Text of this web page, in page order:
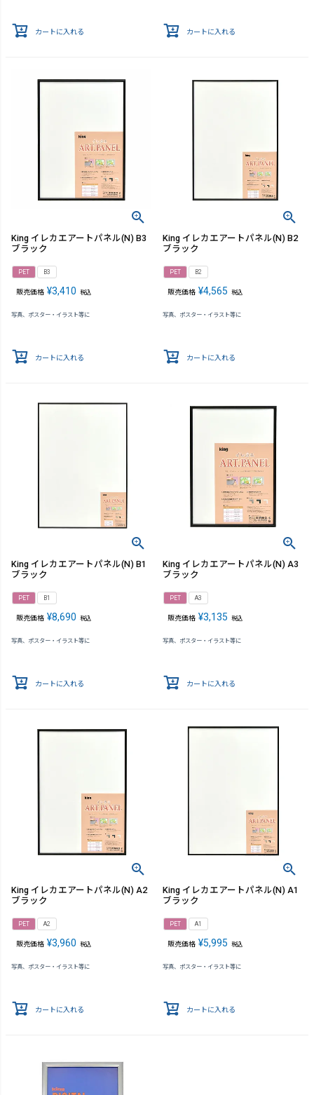
カートに入れる カートに入れる
King イレカエアートパネル(N) B3
ブラック
PET B3
販売価格 ¥3,410 税込
写真、ポスター・イラスト等に
カートに入れる
King イレカエアートパネル(N) B2
ブラック
PET B2
販売価格 ¥4,565 税込
写真、ポスター・イラスト等に
カートに入れる
King イレカエアートパネル(N) B1
ブラック
PET B1
販売価格 ¥8,690 税込
写真、ポスター・イラスト等に
カートに入れる
King イレカエアートパネル(N) A3
ブラック
PET A3
販売価格 ¥3,135 税込
写真、ポスター・イラスト等に
カートに入れる
King イレカエアートパネル(N) A2
ブラック
PET A2
販売価格 ¥3,960 税込
写真、ポスター・イラスト等に
カートに入れる
King イレカエアートパネル(N) A1
ブラック
PET A1
販売価格 ¥5,995 税込
写真、ポスター・イラスト等に
カートに入れる